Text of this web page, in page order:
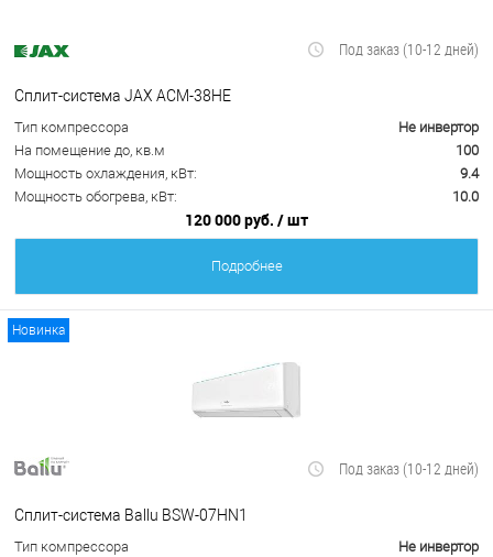
Под заказ (10-12 дней)
Сплит-система JAX ACM-38HE
Тип компрессора
Не инвертор
На помещение до, кв.м
100
Мощность охлаждения, кВт:
9.4
Мощность обогрева, кВт:
10.0
120 000 руб. / шт
Подробнее
Новинка
Под заказ (10-12 дней)
Сплит-система Ballu BSW-07HN1
Тип компрессора
Не инвертор